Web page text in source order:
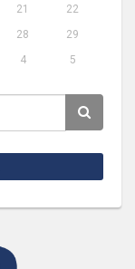
21
22
28
29
4 5